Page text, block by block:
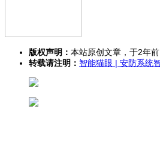
版权声明： 本站原创文章，于2年
转载请注明： 智能猫眼 | 安防系统